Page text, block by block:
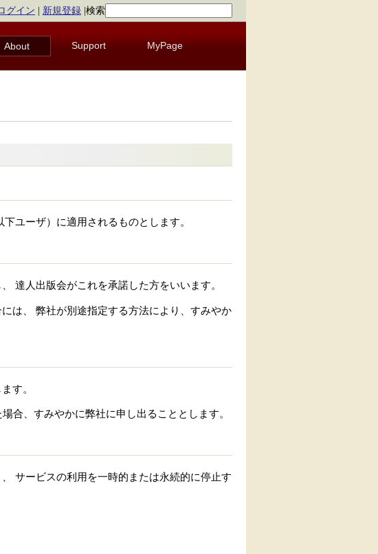
グイン 新規登録 検索
About Support MyPage
ユーザ）に適用されるものとします。
達人出版会がこれを承諾した方をいいます。
は、 弊社が別途指定する方法により、すみやか
す。
合、すみやかに弊社に申し出ることとします。
サービスの利用を一時的または永続的に停止す